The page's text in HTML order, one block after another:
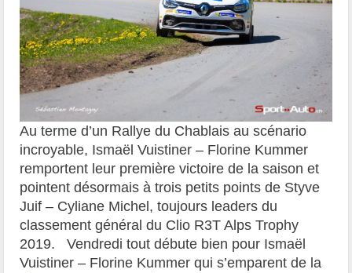
Au terme d’un Rallye du Chablais au scénario
incroyable, Ismaël Vuistiner – Florine Kummer
remportent leur première victoire de la saison et
pointent désormais à trois petits points de Styve
Juif – Cyliane Michel, toujours leaders du
classement général du Clio R3T Alps Trophy
2019. Vendredi tout débute bien pour Ismaël
Vuistiner – Florine Kummer qui s’emparent de la